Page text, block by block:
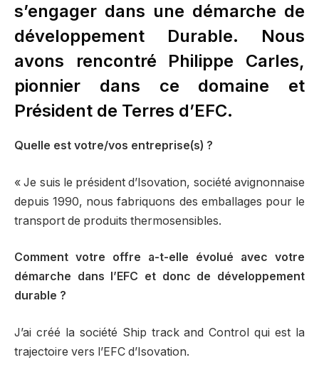
s’engager dans une démarche de
développement Durable. Nous
avons rencontré Philippe Carles,
pionnier dans ce domaine et
Président de Terres d’EFC.
Quelle est votre/vos entreprise(s) ?
« Je suis le président d’Isovation, société avignonnaise
depuis 1990, nous fabriquons des emballages pour le
transport de produits thermosensibles.
Comment votre offre a-t-elle évolué avec votre
démarche dans l’EFC et donc de développement
durable ?
J’ai créé la société Ship track and Control qui est la
trajectoire vers l’EFC d’Isovation.